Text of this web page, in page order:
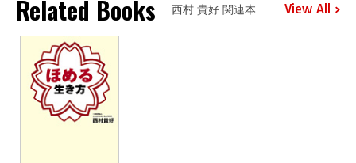
Related Books 西村 貴好 関連本 View All